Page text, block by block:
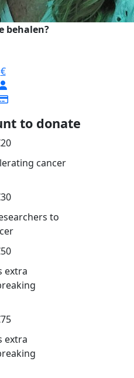
behalen?
€
to donate
cancer
to
extra
extra